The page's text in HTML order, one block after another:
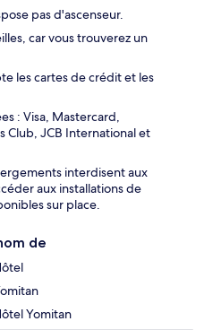
pas d'ascenseur.
car vous trouverez un
les cartes de crédit et les
: Visa, Mastercard,
Club, JCB International et
interdisent aux
aux installations de
sur place.
de
Yomitan